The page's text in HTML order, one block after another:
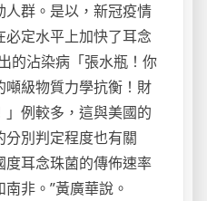
群。是以，新冠疫情
必定水平上加快了耳念
的沾染病「張水瓶！你
噸級物質力學抗衡！財
例較多，這與美國的
別判定程度也有關
度耳念珠菌的傳佈速率
非。”黃廣華說。